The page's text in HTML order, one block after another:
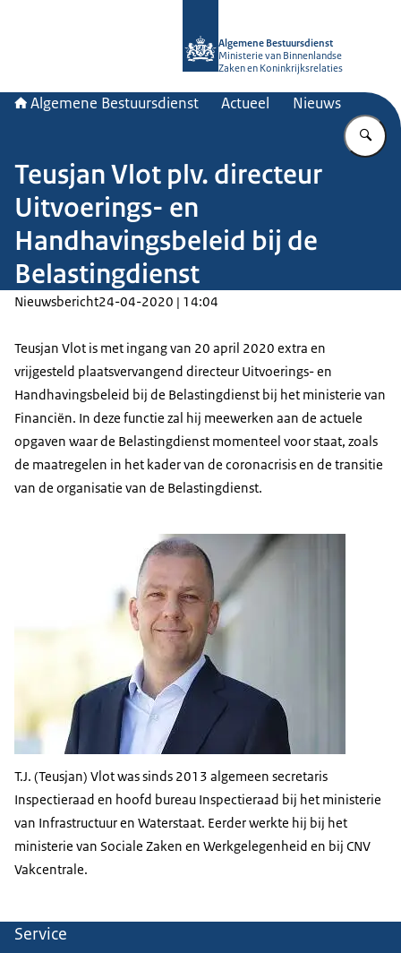
Algemene Bestuursdienst
Ministerie van Binnenlandse
Zaken en Koninkrijksrelaties
Algemene Bestuursdienst Actueel Nieuws
Teusjan Vlot plv. directeur
Uitvoerings- en
Handhavingsbeleid bij de
Belastingdienst
Nieuwsbericht24-04-2020 | 14:04
Teusjan Vlot is met ingang van 20 april 2020 extra en
vrijgesteld plaatsvervangend directeur Uitvoerings- en
Handhavingsbeleid bij de Belastingdienst bij het ministerie van
Financiën. In deze functie zal hij meewerken aan de actuele
opgaven waar de Belastingdienst momenteel voor staat, zoals
de maatregelen in het kader van de coronacrisis en de transitie
van de organisatie van de Belastingdienst.
T.J. (Teusjan) Vlot was sinds 2013 algemeen secretaris
Inspectieraad en hoofd bureau Inspectieraad bij het ministerie
van Infrastructuur en Waterstaat. Eerder werkte hij bij het
ministerie van Sociale Zaken en Werkgelegenheid en bij CNV
Vakcentrale.
Service